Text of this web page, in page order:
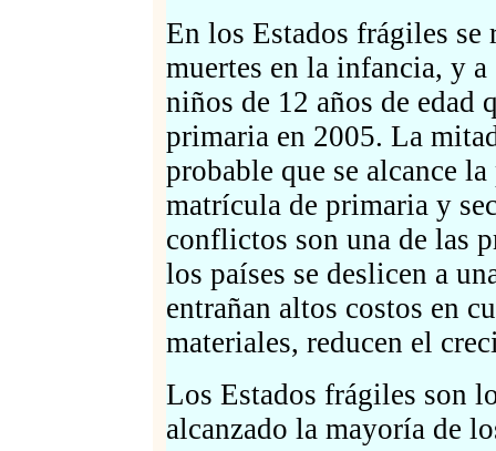
En los Estados frágiles se
muertes en la infancia, y
niños de 12 años de edad
primaria en 2005. La
probable que se alcance
matrícula de primaria y
conflictos son una de las
los países se deslicen a
entrañan altos costos en
materiales, reducen el
Los Estados frágiles son
alcanzado la mayoría de